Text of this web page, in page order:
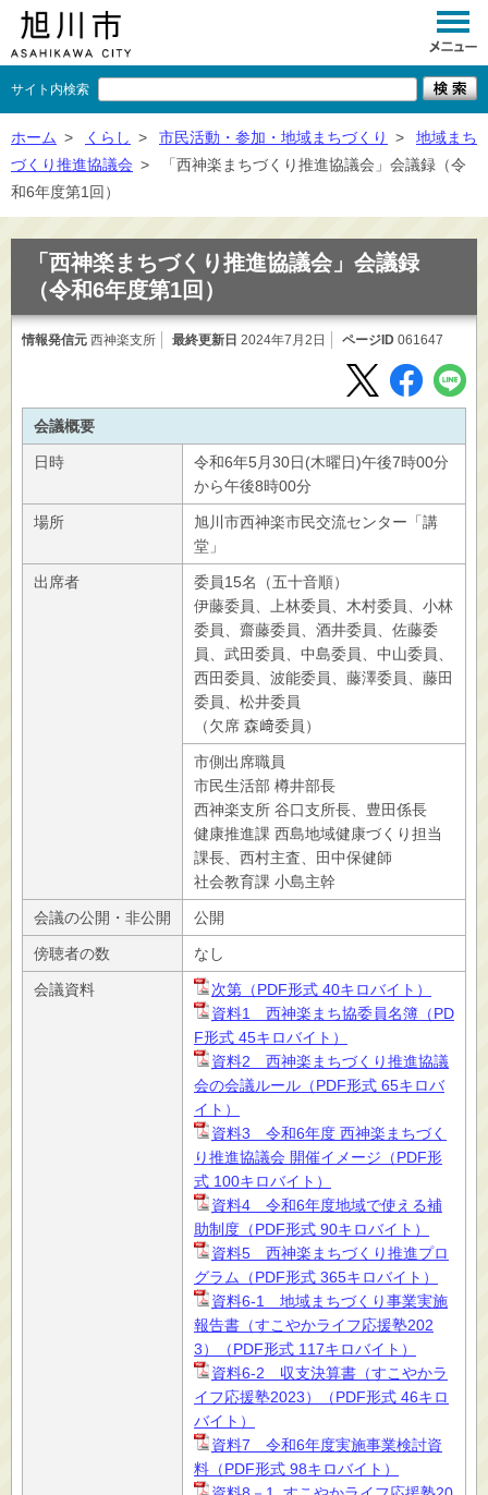
サイト内検索
くらし
事業者向け
施設一覧
×閉じる
ホーム > くらし > 市民活動・参加・地域まちづくり >
地域まち
づくり推進協議会 >
「西神楽まちづくり推進協議会」会議録（令
和6年度第1回）
「西神楽まちづくり推進協議会」会議録
（令和6年度第1回）
情報発信元 西神楽支所 最終更新日 2024年7月2日 ページID 061647
会議概要
日時
令和6年5月30日(木曜日)午後7時00分
から午後8時00分
場所
旭川市西神楽市民交流センター「講
堂」
出席者
委員15名（五十音順）
伊藤委員、上林委員、木村委員、小林
委員、齋藤委員、酒井委員、佐藤委
員、武田委員、中島委員、中山委員、
西田委員、波能委員、藤澤委員、藤田
委員、松井委員
（欠席 森﨑委員）
市側出席職員
市民生活部 樽井部長
西神楽支所 谷口支所長、豊田係長
健康推進課 西島地域健康づくり担当
課長、西村主査、田中保健師
社会教育課 小島主幹
会議の公開・非公開 公開
傍聴者の数 なし
会議資料
次第（PDF形式 40キロバイト）
資料1 西神楽まち協委員名簿（PD
F形式 45キロバイト）
資料2 西神楽まちづくり推進協議
会の会議ルール（PDF形式 65キロバ
イト）
資料3 令和6年度 西神楽まちづく
り推進協議会 開催イメージ（PDF形
式 100キロバイト）
資料4 令和6年度地域で使える補
助制度（PDF形式 90キロバイト）
資料5 西神楽まちづくり推進プロ
グラム（PDF形式 365キロバイト）
資料6-1 地域まちづくり事業実施
報告書（すこやかライフ応援塾202
3）（PDF形式 117キロバイト）
資料6-2 収支決算書（すこやかラ
イフ応援塾2023）（PDF形式 46キロ
バイト）
資料7 令和6年度実施事業検討資
料（PDF形式 98キロバイト）